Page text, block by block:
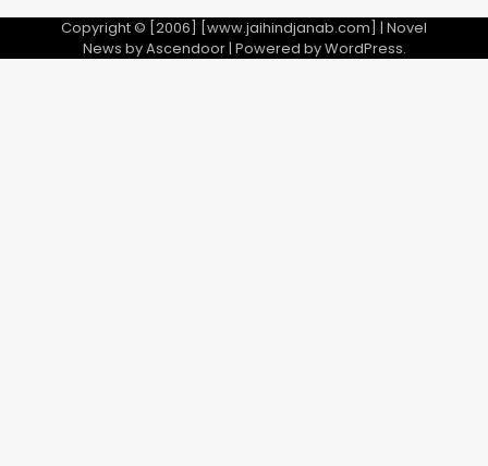
Copyright © [2006] [www.jaihindjanab.com] | Novel
News byAscendoor| Powered byWordPress.